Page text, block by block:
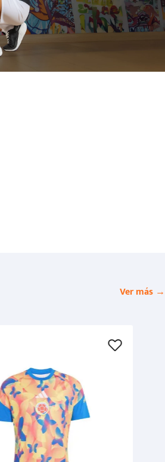
Ver más →